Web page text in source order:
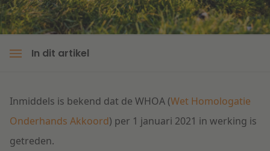
Overheid & Omgeving
Aanbesteding & Mededinging
Lees meer
In dit artikel
Inmiddels is bekend dat de WHOA (Wet Homologatie
Onderhands Akkoord) per 1 januari 2021 in werking is
getreden.